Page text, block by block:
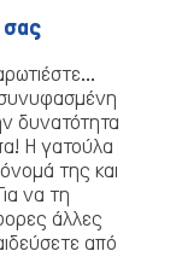
σας
δυνατότητα
Η γατούλα
της και
να τη
άλλες
από